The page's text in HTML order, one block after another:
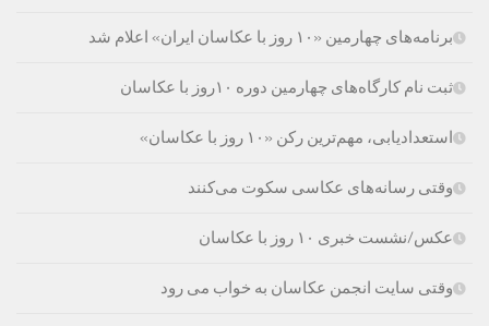
برنامه‌های چهارمین «۱۰ روز با عکاسان ایران» اعلام شد
ثبت نام کارگاه‌های چهارمین دوره ۱۰روز با عکاسان
استعدادیابی، مهم‌ترین رکن «۱۰ روز با عکاسان»
وقتی رسانه‌های عکاسی سکوت می‌کنند
عکس/نشست خبری ۱۰ روز با عکاسان
وقتی سایت انجمن عکاسان به خواب می رود